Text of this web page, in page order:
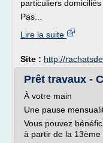
particuliers
Pas...
Lire la suite
Site : http://
Prêt travaux -
À votre main
Une pause
Vous pouvez
à partir de la 13ème